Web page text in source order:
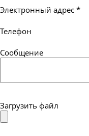
Электронный адрес *
Телефон
Сообщение
Загрузить файл